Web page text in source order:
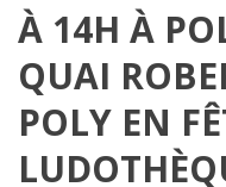
À 14H À
QUAI
POLY EN